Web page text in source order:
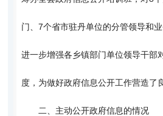
门、7个省市驻丹单位的分管领导和
进一步增强各乡镇部门单位领导干部
度，为做好政府信息公开工作营造了
二、主动公开政府信息的情况